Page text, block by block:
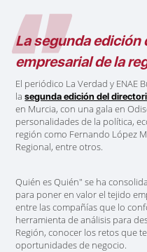
La segunda
empresarial de la
El periódico La Verdad y ENAE
lasegunda edición del
en Murcia, con una gala en
personalidades de la política,
región como Fernando López
Regional, entre otros.
Quién es Quién" se ha
para poner en valor el tejido
entre las compañíasque lo
herramienta de análisis para
Región, conocer los retos que
oportunidades de negocio.